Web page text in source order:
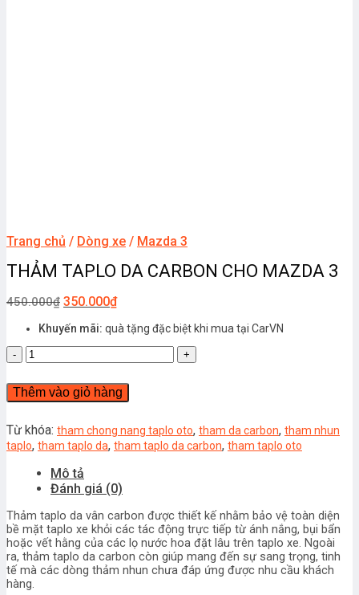
Trang chủ / Dòng xe / Mazda 3
THẢM TAPLO DA CARBON CHO MAZDA 3
450.000₫ 350.000₫
Khuyến mãi: quà tặng đặc biệt khi mua tại CarVN
THẢM
TAPLO
DA
CARBON
MAZDA
3
lượng
Thêm vào giỏ hàng
Từ khóa: tham chong nang taplo oto, tham da carbon, tham nhun
taplo, tham taplo da, tham taplo da carbon, tham taplo oto
Mô tả
Đánh giá (0)
Thảm taplo da vân carbon được thiết kế nhằm bảo vệ toàn diện
bề mặt taplo xe khỏi các tác động trực tiếp từ ánh nắng, bụi bẩn
hoặc vết hằng của các lọ nước hoa đặt lâu trên taplo xe. Ngoài
ra, thảm taplo da carbon còn giúp mang đến sự sang trọng, tinh
tế mà các dòng thảm nhun chưa đáp ứng được nhu cầu khách
hàng.